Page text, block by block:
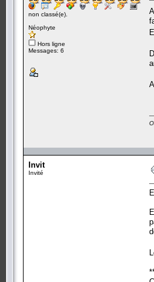
non classé(e).
Néophyte
Hors ligne
Messages: 6
Invit
Invité